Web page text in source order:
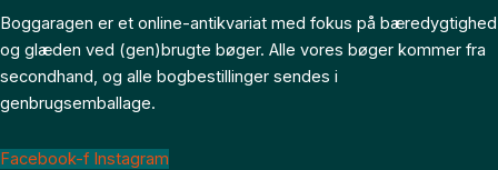
Boggaragen er et online-antikvariat med fokus på bæredygtighed
og glæden ved (gen)brugte bøger. Alle vores bøger kommer fra
secondhand, og alle bogbestillinger sendes i
genbrugsemballage.
Facebook-f Instagram